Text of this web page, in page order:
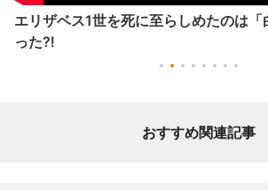
エリザベス1世を死に至らしめたのは
った⁈
おすすめ関連記事